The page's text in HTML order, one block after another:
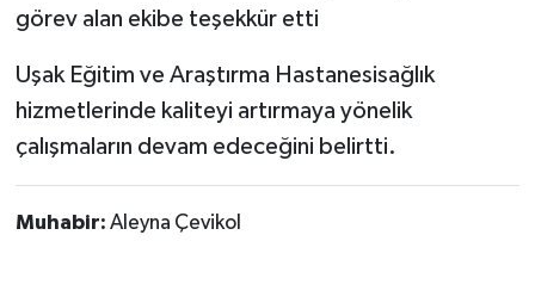
görev alan ekibe teşekkür etti
Uşak Eğitim ve Araştırma Hastanesisağlık
hizmetlerinde kaliteyi artırmaya yönelik
çalışmaların devam edeceğini belirtti.
Muhabir: Aleyna Çevikol